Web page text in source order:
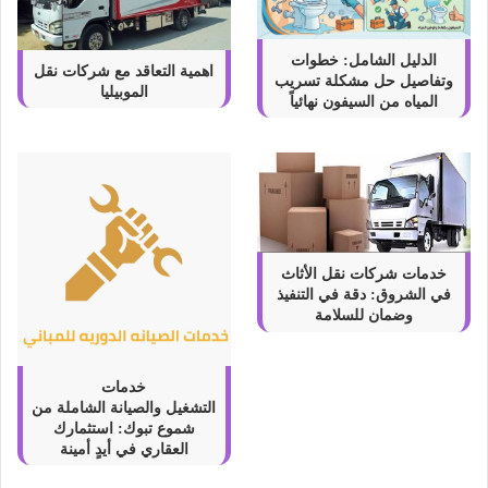
الدليل الشامل: خطوات
وتفاصيل حل مشكلة تسريب
المياه من السيفون نهائياً
اهمية التعاقد مع شركات نقل
الموبيليا
خدمات شركات نقل الأثاث
في الشروق: دقة في التنفيذ
وضمان للسلامة
خدمات
التشغيل والصيانة الشاملة من
شموع تبوك: استثمارك
العقاري في أيدٍ أمينة